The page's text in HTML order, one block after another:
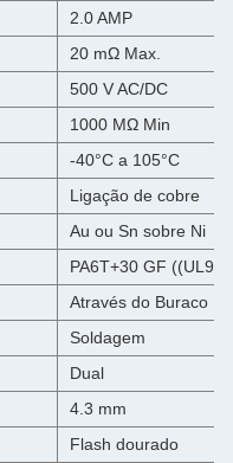
2.0 AMP
20 mΩ Max.
500 V AC/DC
1000 MΩ Min
-40°C a 105°C
Ligação de cobre
Au ou Sn sobre Ni
PA6T+30 GF ((UL94-
Através do Buraco
Soldagem
Dual
4.3 mm
Flash dourado